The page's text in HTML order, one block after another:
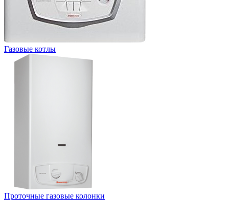
Газовые котлы
Проточные газовые колонки